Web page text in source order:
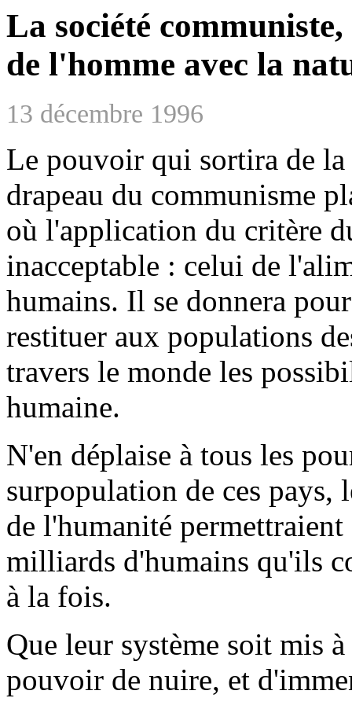
La société
de l'homme avec la
13 décembre 1996
Le pouvoir qui sortira de
drapeau du communisme
où l'application du critère
inacceptable : celui de
humains. Il se donnera
restituer aux populations
travers le monde les
humaine.
N'en déplaise à tous les
surpopulation de ces pays,
de l'humanité
milliards d'humains qu'ils
à la fois.
Que leur système soit mis
pouvoir de nuire, et